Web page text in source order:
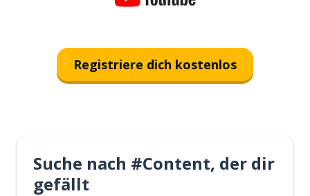
Registriere dich kostenlos
Suche nach #Content, der dir
gefällt